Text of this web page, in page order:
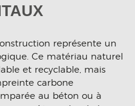
représente un
Ce matériau naturel
et recyclable, mais
carbone
au béton ou à